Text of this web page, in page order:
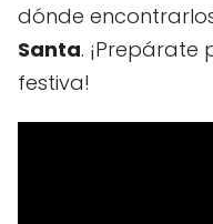
dónde
Santa. ¡Prepárate
festiva!